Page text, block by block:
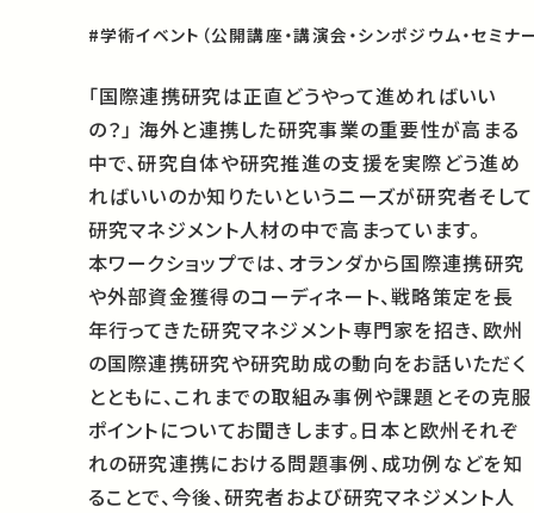
#学術イベント（公開講座・講演会・シンポジウム・セミナ
「国際連携研究は正直どうやって進めればいい
の？」 海外と連携した研究事業の重要性が高まる
中で、研究自体や研究推進の支援を実際どう進め
ればいいのか知りたいというニーズが研究者そして
研究マネジメント人材の中で高まっています。
本ワークショップでは、オランダから国際連携研究
や外部資金獲得のコーディネート、戦略策定を長
年行ってきた研究マネジメント専門家を招き、欧州
の国際連携研究や研究助成の動向をお話いただく
とともに、これまでの取組み事例や課題とその克服
ポイントについてお聞きします。日本と欧州それぞ
れの研究連携における問題事例、成功例などを知
ることで、今後、研究者および研究マネジメント人